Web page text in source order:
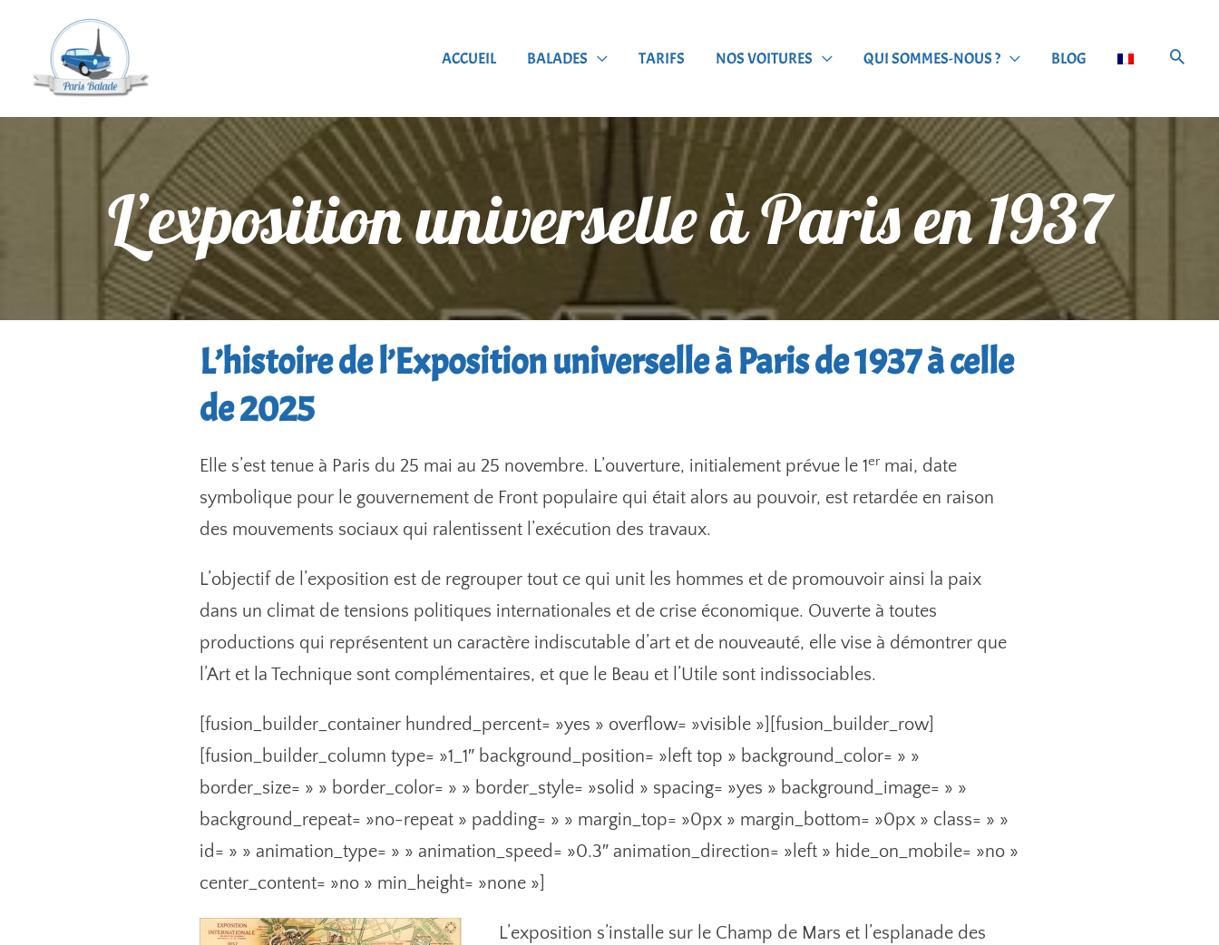
ACCUEIL BALADES TARIFS NOS VOITURES QUI SOMMES-NOUS ? BLOG
L’exposition universelle à Paris en 1937
L’histoire de l’Exposition universelle à Paris de 1937 à celle
de 2025
Elle s’est tenue à Paris du 25 mai au 25 novembre. L’ouverture, initialement prévue le 1er mai, date
symbolique pour le gouvernement de Front populaire qui était alors au pouvoir, est retardée en raison
des mouvements sociaux qui ralentissent l’exécution des travaux.
L’objectif de l’exposition est de regrouper tout ce qui unit les hommes et de promouvoir ainsi la paix
dans un climat de tensions politiques internationales et de crise économique. Ouverte à toutes
productions qui représentent un caractère indiscutable d’art et de nouveauté, elle vise à démontrer que
l’Art et la Technique sont complémentaires, et que le Beau et l’Utile sont indissociables.
[fusion_builder_container hundred_percent= »yes » overflow= »visible »][fusion_builder_row]
[fusion_builder_column type= »1_1″ background_position= »left top » background_color= » »
border_size= » » border_color= » » border_style= »solid » spacing= »yes » background_image= » »
background_repeat= »no-repeat » padding= » » margin_top= »0px » margin_bottom= »0px » class= » »
id= » » animation_type= » » animation_speed= »0.3″ animation_direction= »left » hide_on_mobile= »no »
center_content= »no » min_height= »none »]
L’exposition s’installe sur le Champ de Mars et l’esplanade des